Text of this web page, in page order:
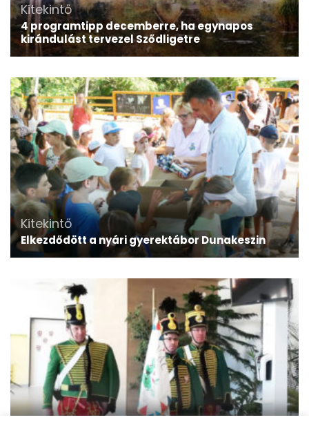
Kitekintő
4 programtipp decemberre, ha egynapos
kirándulást tervezel Sződligetre
Kitekintő
Elkezdődött a nyári gyerektábor Dunakeszin